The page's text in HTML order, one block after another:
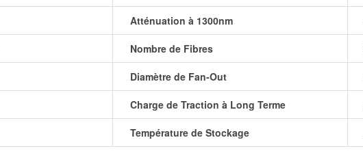
Atténuation à 1300nm
Nombre de Fibres
Diamètre de Fan-Out
Charge de Traction à Long Terme
Température de Stockage